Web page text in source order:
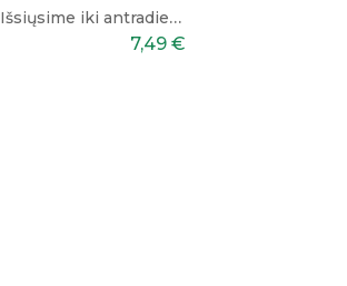
Išsiųsime iki antradienio
7,49 €